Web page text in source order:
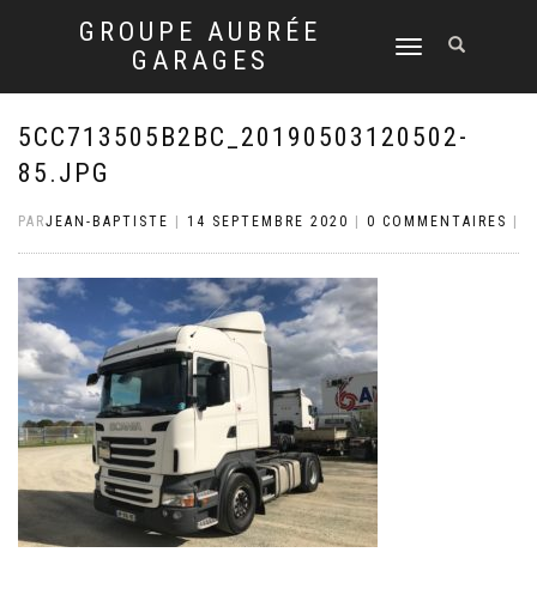
GROUPE AUBRÉE
GARAGES
DÉPLIER
NAVIGATION
5CC713505B2BC_20190503120502-
85.JPG
PARJEAN-BAPTISTE 14 SEPTEMBRE 2020 0 COMMENTAIRES